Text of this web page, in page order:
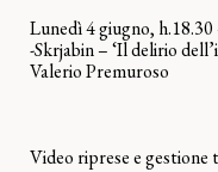
Lunedì 4 giugno,
-Skrjabin – ‘Il delirio
Valerio Premuroso
Video riprese e gestione